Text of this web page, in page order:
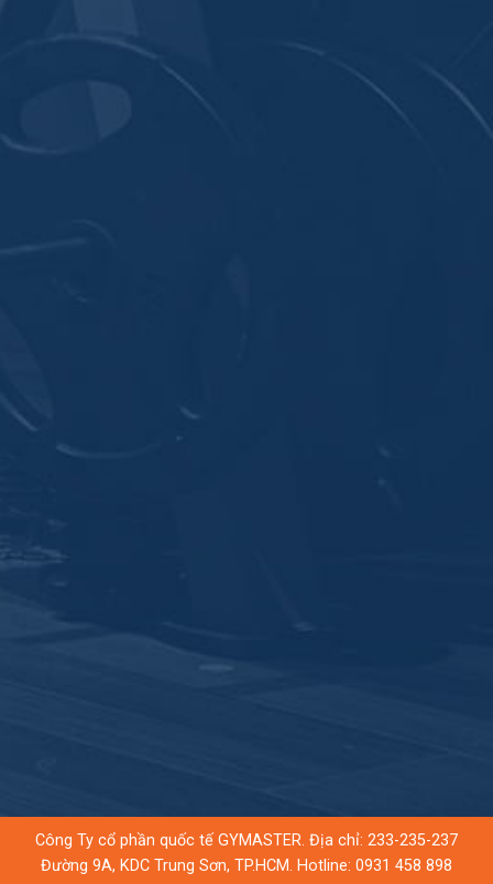
Công Ty cổ phần quốc tế GYMASTER. Địa chỉ: 233-235-237
Đường 9A, KDC Trung Sơn, TP.HCM. Hotline: 0931 458 898